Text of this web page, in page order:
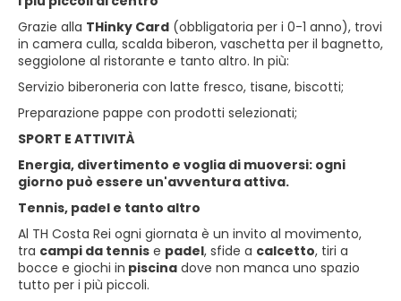
Grazie alla THinky Card (obbligatoria per i 0-1 anno), trovi
in camera culla, scalda biberon, vaschetta per il bagnetto,
seggiolone al ristorante e tanto altro. In più:
Servizio biberoneria con latte fresco, tisane, biscotti;
Preparazione pappe con prodotti selezionati;
SPORT E ATTIVITÀ
Energia, divertimento e voglia di muoversi: ogni
giorno può essere un'avventura attiva.
Tennis, padel e tanto altro
Al TH Costa Rei ogni giornata è un invito al movimento,
tra campi da tennis e padel, sfide a calcetto, tiri a
bocce e giochi in piscina dove non manca uno spazio
tutto per i più piccoli.